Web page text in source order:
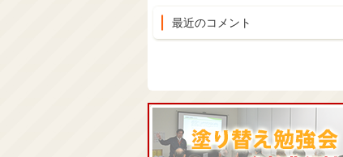
最近のコメント